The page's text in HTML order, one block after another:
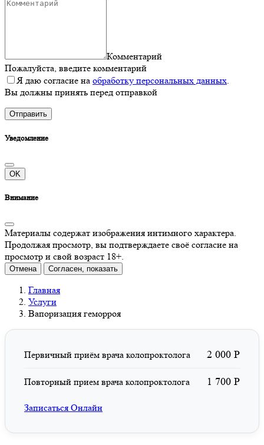
Комментарий
Пожалуйста, введите комментарий
Я даю согласие на обработку персональных данных.
Вы должны принять перед отправкой
Отправить
Уведомление
OK
Внимание
Материалы содержат изображения интимного характера.
Продолжая просмотр, вы подтверждаете своё согласие на
просмотр и свой возраст 18+.
Отмена Согласен, показать
Главная
Услуги
Вапоризация геморроя
Первичный приём врача колопроктолога 2 000 Р
Повторный прием врача колопроктолога 1 700 Р
Записаться Онлайн